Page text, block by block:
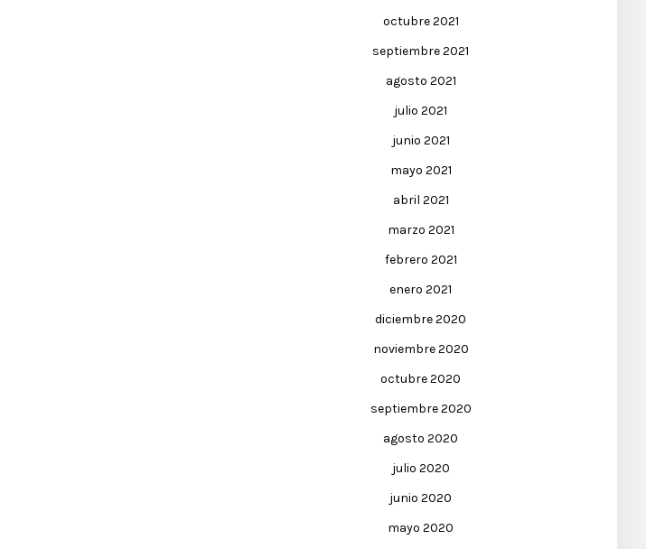
octubre 2021
septiembre 2021
agosto 2021
julio 2021
junio 2021
mayo 2021
abril 2021
marzo 2021
febrero 2021
enero 2021
diciembre 2020
noviembre 2020
octubre 2020
septiembre 2020
agosto 2020
julio 2020
junio 2020
mayo 2020